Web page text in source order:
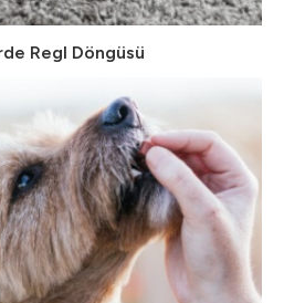
Regl Döngüsü